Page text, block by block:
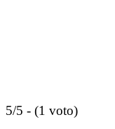
5/5 - (1 voto)